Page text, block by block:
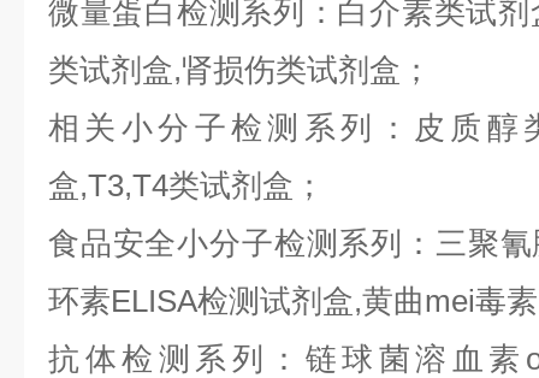
微量蛋白检测系列：白介素类试
类试剂盒,肾损伤类试剂盒；
相关小分子检测系列：皮质醇
盒,T3,T4类试剂盒；
食品安全小分子检测系列：三聚
环素ELISA检测试剂盒,黄曲mei毒
抗体检测系列：链球菌溶血素